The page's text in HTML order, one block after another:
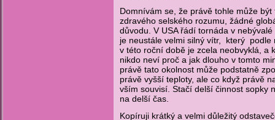
Domnívám se, že právě tohle může
zdravého selského rozumu, žádné
důvodu. V USA řádí tornáda v
je neustále velmi silný vítr, který podle
v této roční době je zcela neobvyklá, a
nikdo neví proč a jak dlouho v tomto
právě tato okolnost může podstatně
právě vyšší teploty, ale co když právě
vším souvisí. Stačí delší činnost sopky
na delší čas.
Kopíruji krátký a velmi důležitý